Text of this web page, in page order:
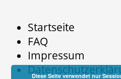
Startseite
FAQ
Impressum
Diese Seite verwendet nur